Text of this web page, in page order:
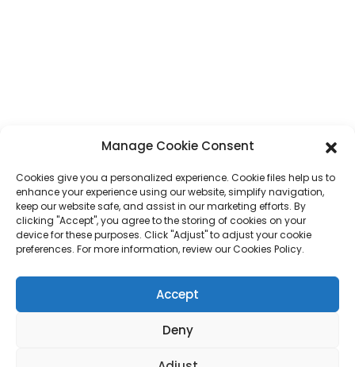
Dwarna
Ambjenti Korporattivi
Mistoqsijiet Frekwenti
Ikkuntattjana
PRODOTTI
Stampar ta' Kotba
Planner
Stampar ta' Kotba għat-Tfal
Kaxxa tar-Rigali
Stampar ta' Rivisti
Borża tar-Rigali
Puzzles tal-Jigsaw
Stiker
Drittijiet tal-awtur © 2024 DONGGUAN HAICHENG Id-Drittijiet kollha
Manage Cookie Consent
Cookies give you a personalized experience. Cookie files help us to
enhance your experience using our website, simplify navigation,
keep our website safe, and assist in our marketing efforts. By
clicking "Accept", you agree to the storing of cookies on your
device for these purposes. Click "Adjust" to adjust your cookie
preferences. For more information, review our Cookies Policy.
Accept
Deny